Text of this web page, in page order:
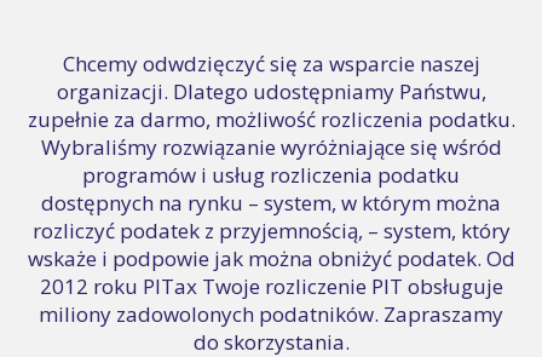
Chcemy odwdzięczyć się za wsparcie naszej
organizacji. Dlatego udostępniamy Państwu,
zupełnie za darmo, możliwość rozliczenia podatku.
Wybraliśmy rozwiązanie wyróżniające się wśród
programów i usług rozliczenia podatku
dostępnych na rynku – system, w którym można
rozliczyć podatek z przyjemnością, – system, który
wskaże i podpowie jak można obniżyć podatek. Od
2012 roku PITax Twoje rozliczenie PIT obsługuje
miliony zadowolonych podatników. Zapraszamy
do skorzystania.